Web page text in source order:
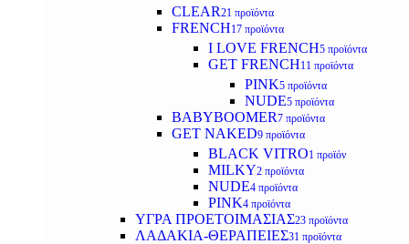
CLEAR21 προϊόντα
FRENCH17 προϊόντα
I LOVE FRENCH5 προϊόντα
GET FRENCH11 προϊόντα
PINK5 προϊόντα
NUDE5 προϊόντα
BABYBOOMER7 προϊόντα
GET NAKED9 προϊόντα
BLACK VITRO1 προϊόν
MILKY2 προϊόντα
NUDE4 προϊόντα
PINK4 προϊόντα
ΥΓΡΑ ΠΡΟΕΤΟΙΜΑΣΙΑΣ23 προϊόντα
ΛΑΔΑΚΙΑ-ΘΕΡΑΠΕΙΕΣ31 προϊόντα